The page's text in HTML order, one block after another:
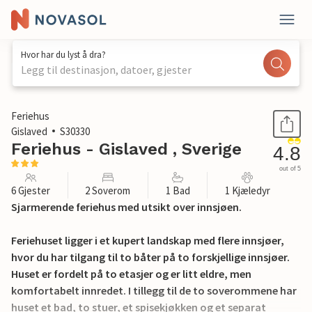
Hvor har du lyst å dra?
Legg til destinasjon, datoer, gjester
1 / 42
Feriehus
Gislaved
S30330
Feriehus - Gislaved , Sverige 4.8
out of 5
6 Gjester 2 Soverom 1 Bad 1 Kjæledyr
Sjarmerende feriehus med utsikt over innsjøen.
Feriehuset ligger i et kupert landskap med flere innsjøer,
hvor du har tilgang til to båter på to forskjellige innsjøer.
Huset er fordelt på to etasjer og er litt eldre, men
komfortabelt innredet. I tillegg til de to soverommene har
huset et bad, to stuer, et spisekjøkken og et separat